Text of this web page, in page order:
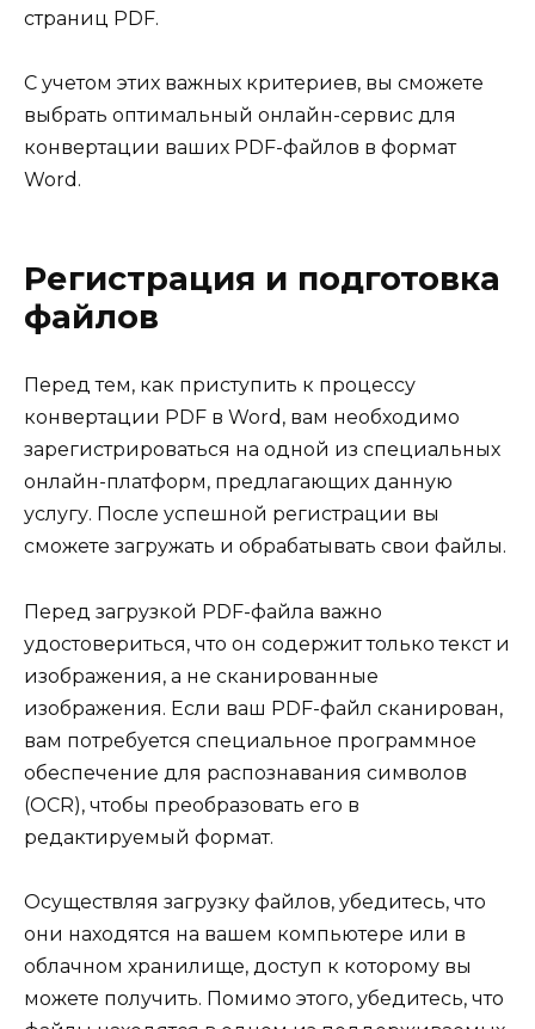
страниц PDF.
С учетом этих важных критериев, вы сможете
выбрать оптимальный онлайн-сервис для
конвертации ваших PDF-файлов в формат
Word.
Регистрация и подготовка
файлов
Перед тем, как приступить к процессу
конвертации PDF в Word, вам необходимо
зарегистрироваться на одной из специальных
онлайн-платформ, предлагающих данную
услугу. После успешной регистрации вы
сможете загружать и обрабатывать свои файлы.
Перед загрузкой PDF-файла важно
удостовериться, что он содержит только текст и
изображения, а не сканированные
изображения. Если ваш PDF-файл сканирован,
вам потребуется специальное программное
обеспечение для распознавания символов
(OCR), чтобы преобразовать его в
редактируемый формат.
Осуществляя загрузку файлов, убедитесь, что
они находятся на вашем компьютере или в
облачном хранилище, доступ к которому вы
можете получить. Помимо этого, убедитесь, что